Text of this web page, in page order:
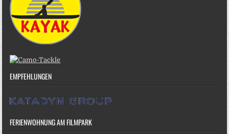
EMPFEHLUNGEN
FERIENWOHNUNG AM FILMPARK